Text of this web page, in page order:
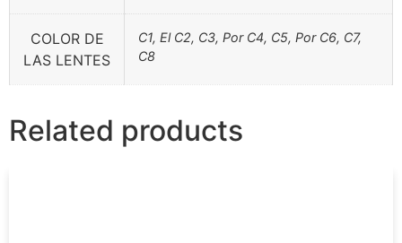
COLOR DE
LAS LENTES
C1, El C2, C3, Por C4, C5, Por C6, C7,
C8
Related products